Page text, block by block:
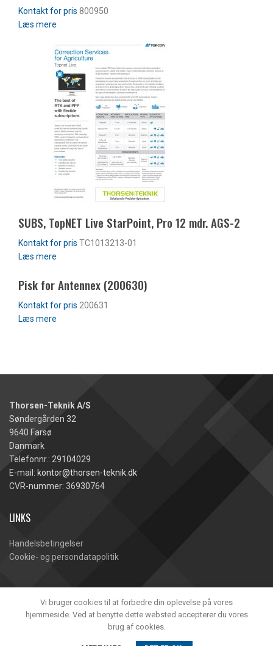
800950
Læs mere
SUBS, TopNET Live StarPoint, Pro 12 mdr. AGS-2
TC1013213-01
Læs mere
Pisk for Antennex (200630)
200631
Læs mere
Thorsen-Teknik A/S
Søndergården 32
9640 Farsø
Danmark
Telefonnr.: 29104029
E-mail: kontor@thorsen-teknik.dk
CVR-nummer: 36930764
LINKS
Handelsbetingelser
Cookie- og persondatapolitik
Vi bruger cookies til at forbedre din oplevelse på vores
hjemmeside. Ved at benytte dette websted accepterer du vores
brug af cookies.